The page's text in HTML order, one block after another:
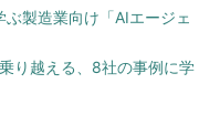
ぶ製造業向け「AIエージェ
り越える、8社の事例に学